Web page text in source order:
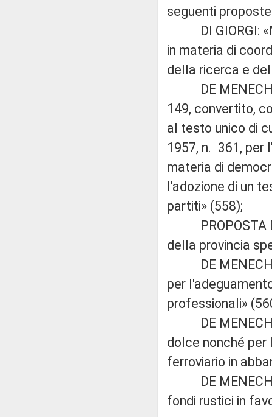
seguenti
DI GIORGI:
in materia di
della ricerca e
DE MENECH:
149, convertito,
al testo unico di
1957, n. 361, per
materia di
l'adozione di un
partiti» (558);
PROPOSTA DI
della provincia
DE MENECH:
per
professionali»
DE MENECH:
dolce nonché
ferroviario in
DE MENECH:
fondi rustici in